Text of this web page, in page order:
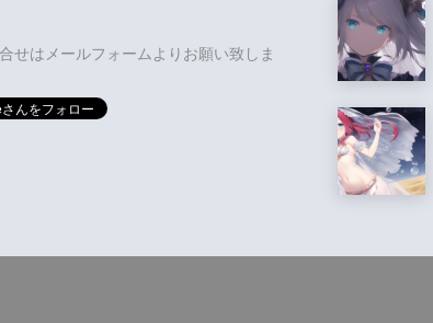
せはメールフォームよりお願い致しま